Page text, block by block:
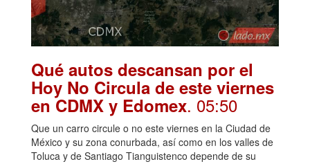
Qué autos descansan por el
Hoy No Circula de este viernes
en CDMX y Edomex. 05:50
Que un carro circule o no este viernes en la Ciudad de
México y su zona conurbada, así como en los valles de
Toluca y de Santiago Tianguistenco depende de su